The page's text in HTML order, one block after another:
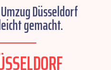
Düsseldorf
gemacht.